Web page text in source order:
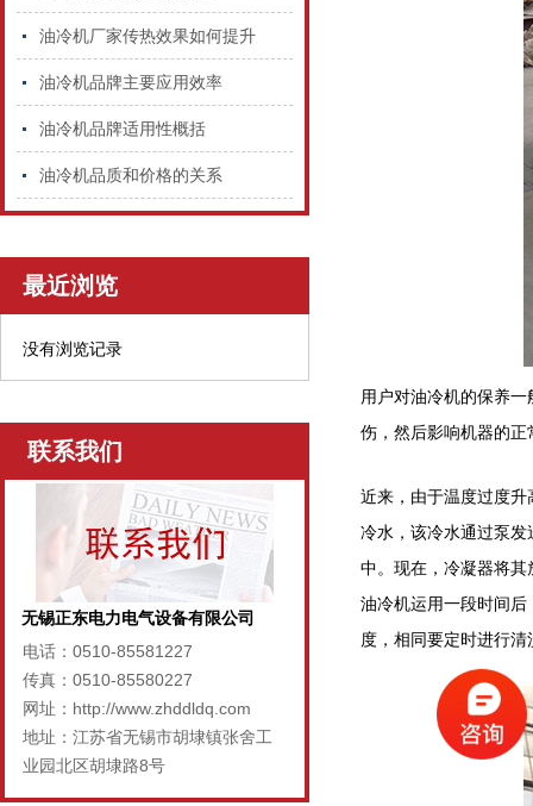
油冷机厂家传热效果如何提升
油冷机品牌主要应用效率
油冷机品牌适用性概括
油冷机品质和价格的关系
最近浏览
没有浏览记录
联系我们
无锡正东电力电气设备有限公司
电话：0510-85581227
传真：0510-85580227
网址：http://www.zhddldq.com
地址：江苏省无锡市胡埭镇张舍工
业园北区胡埭路8号
用户对油冷机的保养
伤，然后影响机器的正
近来，由于温度过度
冷水，该冷水通过泵
中。现在，冷凝器将
油冷机运用一段时间
度，相同要定时进行